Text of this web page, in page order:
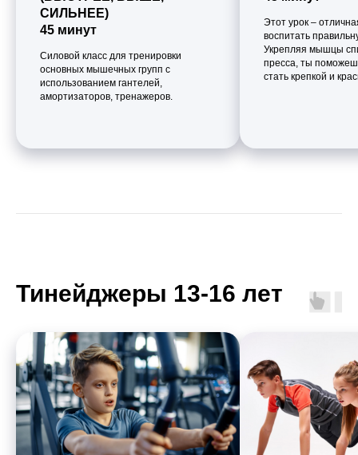
СИЛЬНЕЕ)
45 минут
Силовой класс для тренировки
основных мышечных групп с
использованием гантелей,
амортизаторов, тренажеров.
Этот урок –
воспитать
Укрепляя мышцы
пресса, ты
стать крепкой и
Тинейджеры 13-16 лет